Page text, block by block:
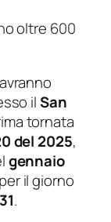
oltre 600
ilSan
tornata
del 2025,
gennaio
il giorno
.